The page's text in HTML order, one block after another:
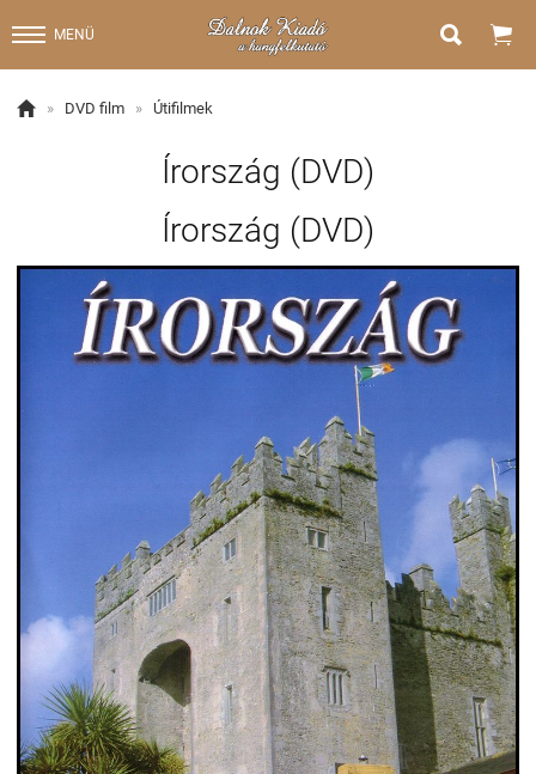
MENÜ  
 » DVD film » Útifilmek
Írország (DVD)
Írország (DVD)